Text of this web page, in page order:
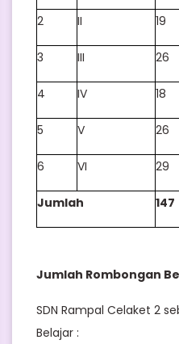
2 II 19
3 III 26
4 IV 18
5 V 26
6 VI 29
Jumlah 147
Jumlah Rombongan
SDN Rampal Celaket 2
Belajar :